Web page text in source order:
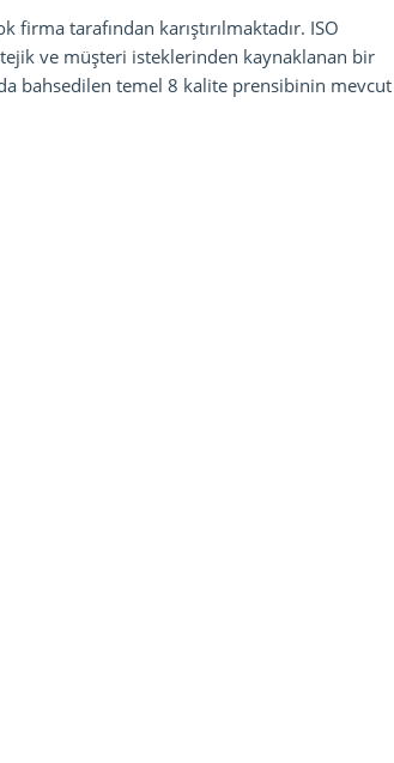
tarafından karıştırılmaktadır. ISO
ve müşteri isteklerinden kaynaklanan bir
bahsedilen temel 8 kalite prensibinin mevcut